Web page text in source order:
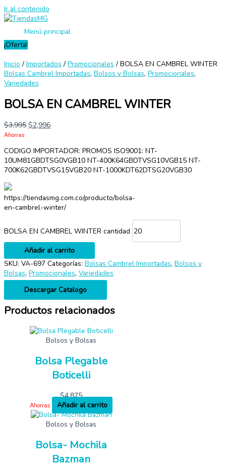
Ir al contenido
Menú principal
¡Oferta!
Inicio / Importados / Promocionales / BOLSA EN CAMBREL WINTER
Bolsas Cambrel Importadas, Bolsos y Bolsas, Promocionales,
Variedades
BOLSA EN CAMBREL WINTER
$3,995 $2,996
Ahorras
CODIGO IMPORTADOR: PROMOS ISO9001: NT-
10UM81GBDTSG0VGB10 NT-400K64GBDTVSG10VGB15 NT-
700K62GBDTVSG15VGB20 NT-1000KDT62DTSG20VGB30
https://tiendasmg.com.co/producto/bolsa-
en-cambrel-winter/
BOLSA EN CAMBREL WINTER cantidad
Añadir al carrito
SKU: VA-697 Categorías: Bolsas Cambrel Importadas, Bolsos y
Bolsas, Promocionales, Variedades
Descargar Catalogo
Productos relacionados
Bolsos y Bolsas
Bolsa Plegable
Boticelli
$4,875
Ahorras
Añadir al carrito
Bolsos y Bolsas
Bolsa- Mochila
Bazman